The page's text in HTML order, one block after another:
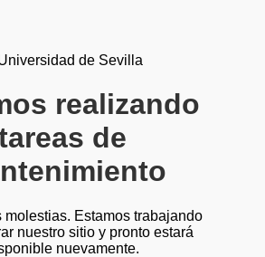
realizando
de
molestias. Estamos trabajando
nuestro sitio y pronto estará
nuevamente.